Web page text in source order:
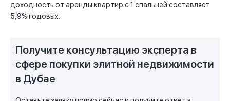
доходность от аренды квартир с 1 спальней составляет
5,9% годовых.
Получите консультацию эксперта в
сфере покупки элитной недвижимости
в Дубае